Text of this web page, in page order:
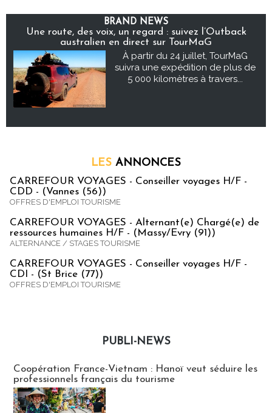
BRAND NEWS
Une route, des voix, un regard : suivez l’Outback
australien en direct sur TourMaG
À partir du 24 juillet, TourMaG
suivra une expédition de plus de
5 000 kilomètres à travers...
LES ANNONCES
CARREFOUR VOYAGES - Conseiller voyages H/F -
CDD - (Vannes (56))
OFFRES D'EMPLOI TOURISME
CARREFOUR VOYAGES - Alternant(e) Chargé(e) de
ressources humaines H/F - (Massy/Evry (91))
ALTERNANCE / STAGES TOURISME
CARREFOUR VOYAGES - Conseiller voyages H/F -
CDI - (St Brice (77))
OFFRES D'EMPLOI TOURISME
PUBLI-NEWS
Coopération France-Vietnam : Hanoï veut séduire les
professionnels français du tourisme